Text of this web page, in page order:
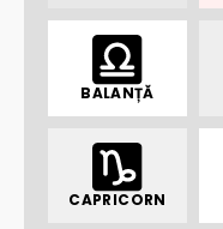
BALANȚĂ
CAPRICORN